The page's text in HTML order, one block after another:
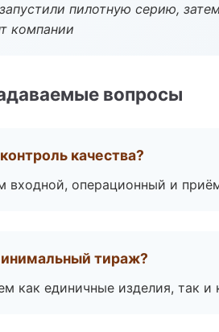
пилотную серию,
компании
вопросы
качества?
входной, операционный и
тираж?
как единичные изделия, так